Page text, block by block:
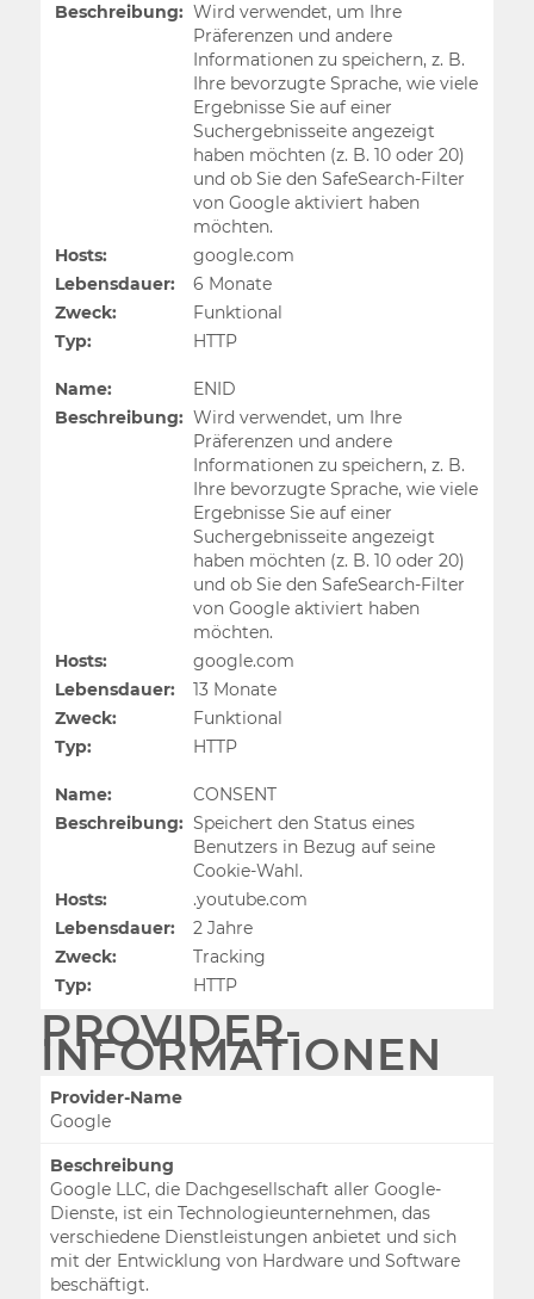
Beschreibung: Wird verwendet, um Ihre
Präferenzen und andere
Informationen zu speichern, z. B.
Ihre bevorzugte Sprache, wie viele
Ergebnisse Sie auf einer
Suchergebnisseite angezeigt
haben möchten (z. B. 10 oder 20)
und ob Sie den SafeSearch-Filter
von Google aktiviert haben
möchten.
Hosts:
google.com
Lebensdauer:
6 Monate
Zweck:
Funktional
Typ:
HTTP
Name:
ENID
Beschreibung: Wird verwendet, um Ihre
Präferenzen und andere
Informationen zu speichern, z. B.
Ihre bevorzugte Sprache, wie viele
Ergebnisse Sie auf einer
Suchergebnisseite angezeigt
haben möchten (z. B. 10 oder 20)
und ob Sie den SafeSearch-Filter
von Google aktiviert haben
möchten.
Hosts:
google.com
Lebensdauer:
13 Monate
Zweck:
Funktional
Typ:
HTTP
Name:
CONSENT
Beschreibung: Speichert den Status eines
Benutzers in Bezug auf seine
Cookie-Wahl.
Hosts:
.youtube.com
Lebensdauer:
2 Jahre
Zweck:
Tracking
Typ:
HTTP
PROVIDER-
INFORMATIONEN
Provider-Name
Google
Beschreibung
Google LLC, die Dachgesellschaft aller Google-
Dienste, ist ein Technologieunternehmen, das
verschiedene Dienstleistungen anbietet und sich
mit der Entwicklung von Hardware und Software
beschäftigt.